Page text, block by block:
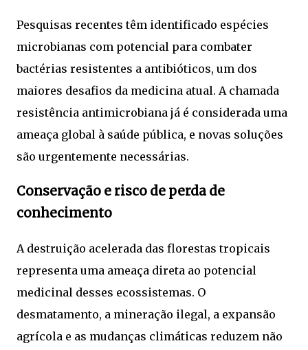
Pesquisas recentes têm identificado espécies
microbianas com potencial para combater
bactérias resistentes a antibióticos, um dos
maiores desafios da medicina atual. A chamada
resistência antimicrobiana já é considerada uma
ameaça global à saúde pública, e novas soluções
são urgentemente necessárias.
Conservação e risco de perda de
conhecimento
A destruição acelerada das florestas tropicais
representa uma ameaça direta ao potencial
medicinal desses ecossistemas. O
desmatamento, a mineração ilegal, a expansão
agrícola e as mudanças climáticas reduzem não